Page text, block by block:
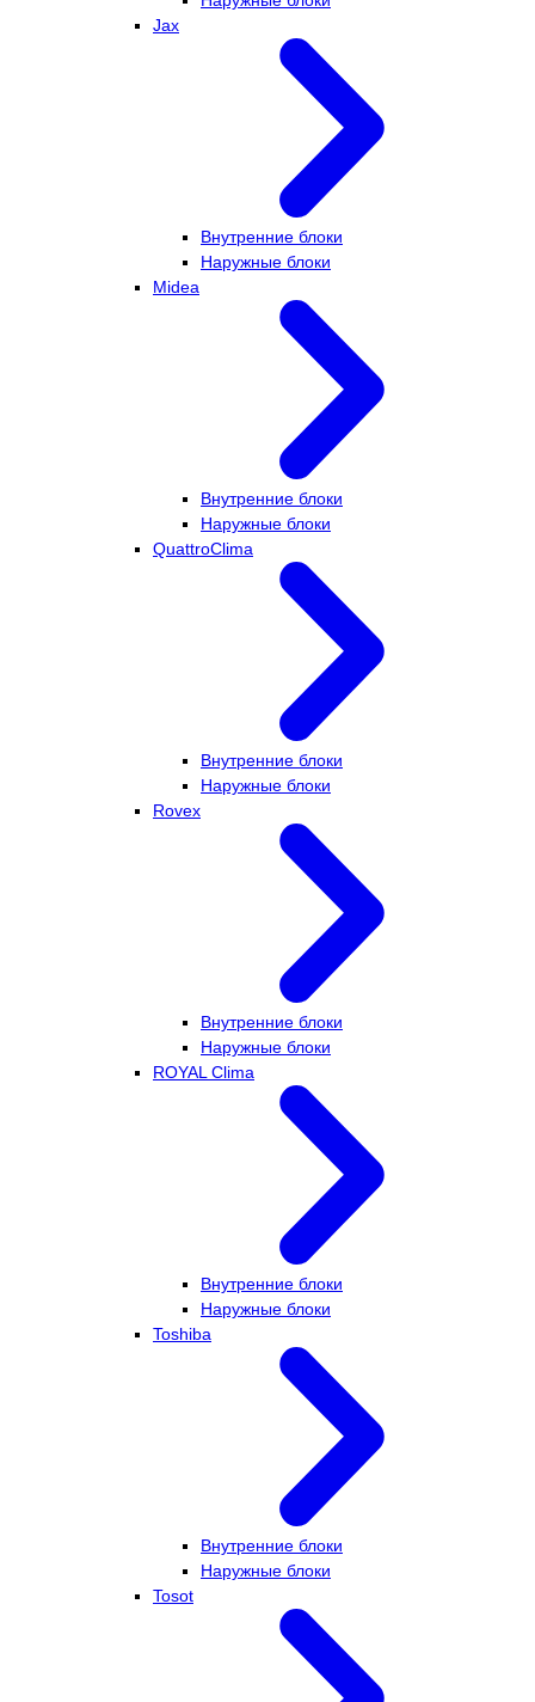
Jax
Внутренние блоки
Наружные блоки
Midea
Внутренние блоки
Наружные блоки
QuattroClima
Внутренние блоки
Наружные блоки
Rovex
Внутренние блоки
Наружные блоки
ROYAL Clima
Внутренние блоки
Наружные блоки
Toshiba
Внутренние блоки
Наружные блоки
Tosot